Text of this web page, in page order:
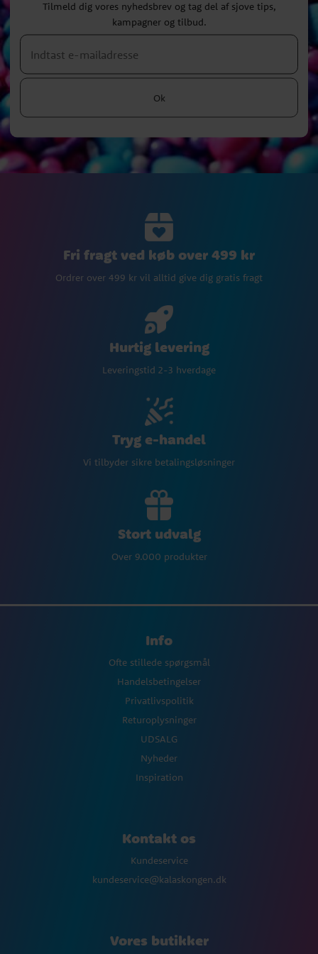
Tilmeld dig vores nyhedsbrev og tag del af sjove tips,
kampagner og tilbud.
Ok
Fri fragt ved køb over 499 kr
Ordrer over 499 kr vil alltid give dig gratis fragt
Hurtig levering
Leveringstid 2-3 hverdage
Tryg e-handel
Vi tilbyder sikre betalingsløsninger
Stort udvalg
Over 9.000 produkter
Info
Ofte stillede spørgsmål
Handelsbetingelser
Privatlivspolitik
Returoplysninger
UDSALG
Nyheder
Inspiration
Kontakt os
Kundeservice
kundeservice@kalaskongen.dk
Vores butikker